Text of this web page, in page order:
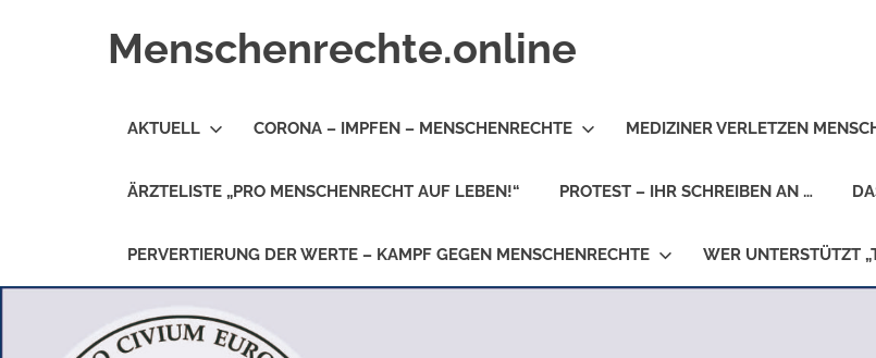
Menschenrechte.online
alle
Geborene
AKTUELL CORONA – IMPFEN – MENSCHENRECHTE MEDIZINER VERLETZEN
ÄRZTELISTE „PRO MENSCHENRECHT AUF LEBEN!“ PROTEST – IHR SCHREIBEN AN …
PERVERTIERUNG DER WERTE – KAMPF GEGEN MENSCHENRECHTE WER UNTERSTÜTZT